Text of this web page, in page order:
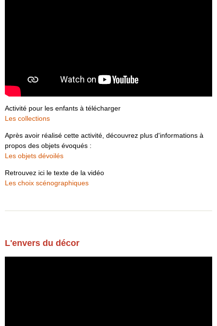
Activité pour les enfants à télécharger
Les collections
Après avoir réalisé cette activité, découvrez plus d'informations à
propos des objets évoqués :
Les objets dévoilés
Retrouvez ici le texte de la vidéo
Les choix scénographiques
L'envers du décor